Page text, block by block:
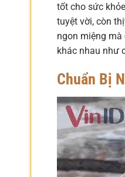
tốt cho sức
tuyệt vời, còn
ngon miệng
khác nhau như
Chuẩn Bị